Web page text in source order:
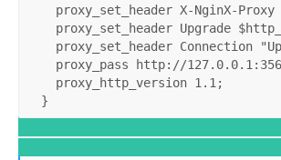
proxy_set_header X-NginX-Proxy
proxy_set_header Upgrade
proxy_set_header Connection
proxy_pass http://
proxy_http_version 1 . 1 ;
  }